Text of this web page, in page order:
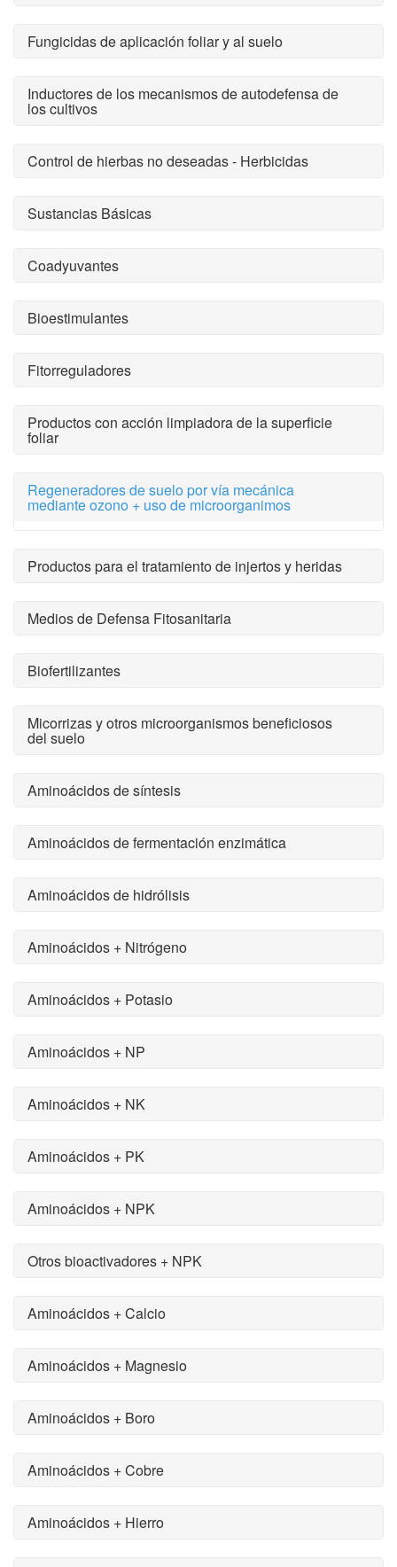
Fungicidas de aplicación foliar y al suelo
Inductores de los mecanismos de autodefensa de
los cultivos
Control de hierbas no deseadas - Herbicidas
Sustancias Básicas
Coadyuvantes
Bioestimulantes
Fitorreguladores
Productos con acción limpiadora de la superficie
foliar
Regeneradores de suelo por vía mecánica
mediante ozono + uso de microorganimos
Productos para el tratamiento de injertos y heridas
Medios de Defensa Fitosanitaria
Biofertilizantes
Micorrizas y otros microorganismos beneficiosos
del suelo
Aminoácidos de síntesis
Aminoácidos de fermentación enzimática
Aminoácidos de hidrólisis
Aminoácidos + Nitrógeno
Aminoácidos + Potasio
Aminoácidos + NP
Aminoácidos + NK
Aminoácidos + PK
Aminoácidos + NPK
Otros bioactivadores + NPK
Aminoácidos + Calcio
Aminoácidos + Magnesio
Aminoácidos + Boro
Aminoácidos + Cobre
Aminoácidos + Hierro